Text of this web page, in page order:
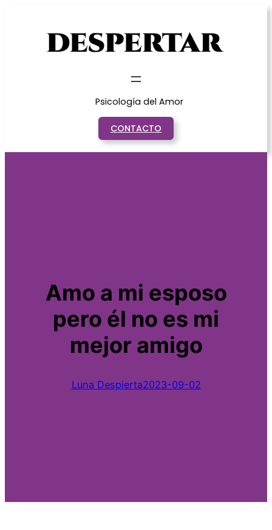
Psicología del Amor
CONTACTO
Amo a mi esposo
pero él no es mi
mejor amigo
Luna Despierta2023-09-02